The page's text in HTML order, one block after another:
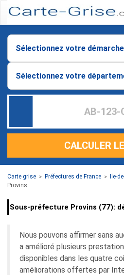
CALCULER
Carte grise > Préfectures de France > Ile-
Provins
Sous-préfecture Provins (77):
Nous pouvons affirmer sans
a amélioré plusieurs
disponibles dans les quatre
améliorations offertes par